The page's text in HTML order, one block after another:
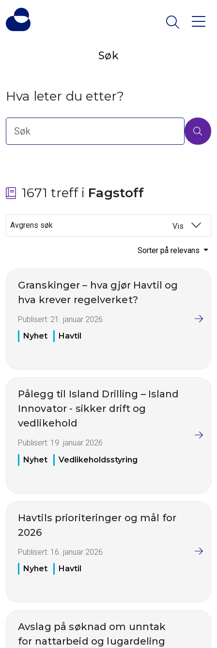
Søk
Hva leter du etter?
1671 treff i Fagstoff
Avgrens søk Vis
Sorter på relevans
Granskinger – hva gjør Havtil og
hva krever regelverket?
Publisert: 21. januar 2026
Nyhet
Havtil
Pålegg til Island Drilling – Island
Innovator - sikker drift og
vedlikehold
Publisert: 19. januar 2026
Nyhet
Vedlikeholdsstyring
Havtils prioriteringer og mål for
2026
Publisert: 16. januar 2026
Nyhet
Havtil
Avslag på søknad om unntak
for nattarbeid og lugardeling